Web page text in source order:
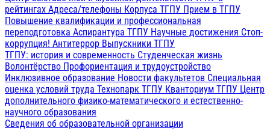
рейтингах Адреса/телефоны Корпуса ТГПУ Прием в ТГПУ
Повышение квалификации и профессиональная
переподготовка Аспирантура ТГПУ Научные достижения Стоп-
коррупция! Антитеррор Выпускники ТГПУ
ТГПУ: история и современность Студенческая жизнь
Волонтёрство Профориентация и трудоустройство
Инклюзивное образование Новости факультетов Специальная
оценка условий труда Технопарк ТГПУ Кванториум ТГПУ Центр
дополнительного физико-математического и естественно-
научного образования
Сведения об образовательной организации